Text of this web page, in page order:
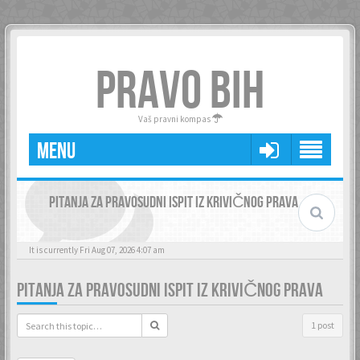
PRAVO BIH
Vaš pravni kompas
MENU
PITANJA ZA PRAVOSUDNI ISPIT IZ KRIVIČNOG PRAVA
It is currently Fri Aug 07, 2026 4:07 am
PITANJA ZA PRAVOSUDNI ISPIT IZ KRIVIČNOG PRAVA
1 post